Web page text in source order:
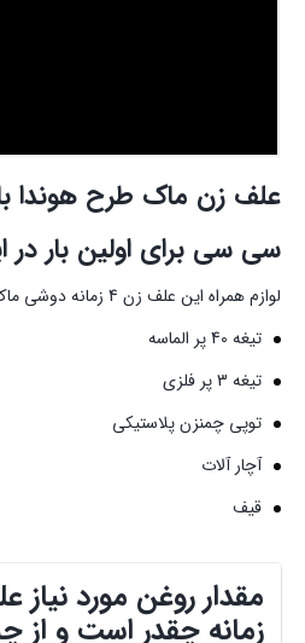
سی سی برای اولین بار در
لوازم همراه این علف زن 4 زمانه دوشی ماک بصورت زیر می باشد:
تیغه 40 پر الماسه
تیغه 3 پر فلزی
توپی چمنزن پلاستیکی
آچار آلات
قیف
زمانه چقدر است و از